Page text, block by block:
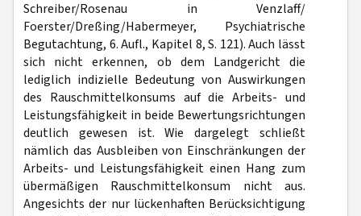
Schreiber/Rosenau in Venzlaff/
Foerster/Dreßing/Habermeyer, Psychiatrische
Begutachtung, 6. Aufl., Kapitel 8, S. 121). Auch lässt
sich nicht erkennen, ob dem Landgericht die
lediglich indizielle Bedeutung von Auswirkungen
des Rauschmittelkonsums auf die Arbeits- und
Leistungsfähigkeit in beide Bewertungsrichtungen
deutlich gewesen ist. Wie dargelegt schließt
nämlich das Ausbleiben von Einschränkungen der
Arbeits- und Leistungsfähigkeit einen Hang zum
übermäßigen Rauschmittelkonsum nicht aus.
Angesichts der nur lückenhaften Berücksichtigung